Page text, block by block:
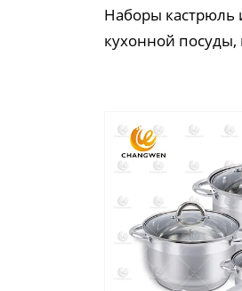
Наборы кастрюль
кухонной